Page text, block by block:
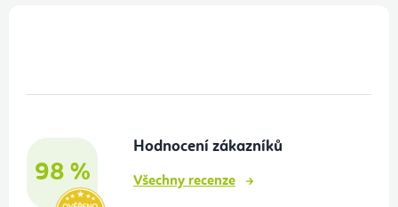
98 %
Hodnocení zákazníků
Všechny recenze